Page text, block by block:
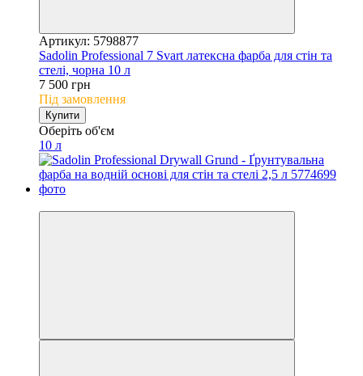
Артикул: 5798877
Sadolin Professional 7 Svart латексна фарба для стін та
стелі, чорна 10 л
7 500 грн
Під замовлення
Купити
Оберіть об'єм
10 л